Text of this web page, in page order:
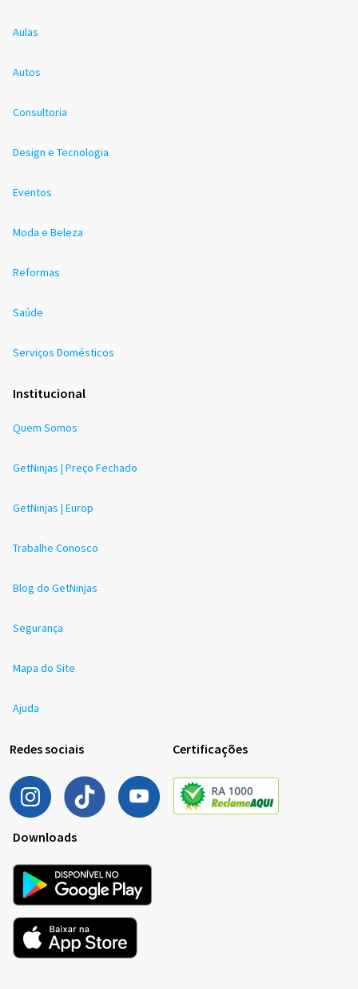
Aulas
Autos
Consultoria
Design e Tecnologia
Eventos
Moda e Beleza
Reformas
Saúde
Serviços Domésticos
Institucional
Quem Somos
GetNinjas | Preço Fechado
GetNinjas | Europ
Trabalhe Conosco
Blog do GetNinjas
Segurança
Mapa do Site
Ajuda
Redes sociais Certificações
Downloads